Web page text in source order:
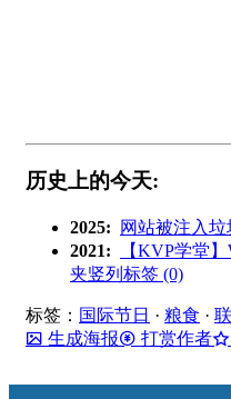
历史上的今天:
2025:
网站被注入
2021:
【KVP学堂
夹竖列标签 (0)
标签： 国际节日 · 粮食 ·
生成海报
打赏作者